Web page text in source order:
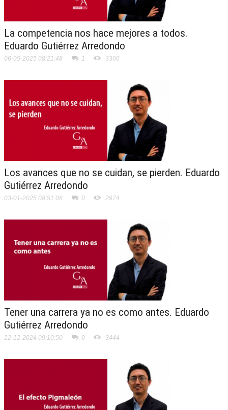
La competencia nos hace mejores a todos.
Eduardo Gutiérrez Arredondo
06-05-2025 08:21:48 1 3306
Los avances que no se cuidan, se pierden. Eduardo
Gutiérrez Arredondo
03-01-2025 08:51:06 0 2974
Tener una carrera ya no es como antes. Eduardo
Gutiérrez Arredondo
12-12-2024 09:10:50 0 3444